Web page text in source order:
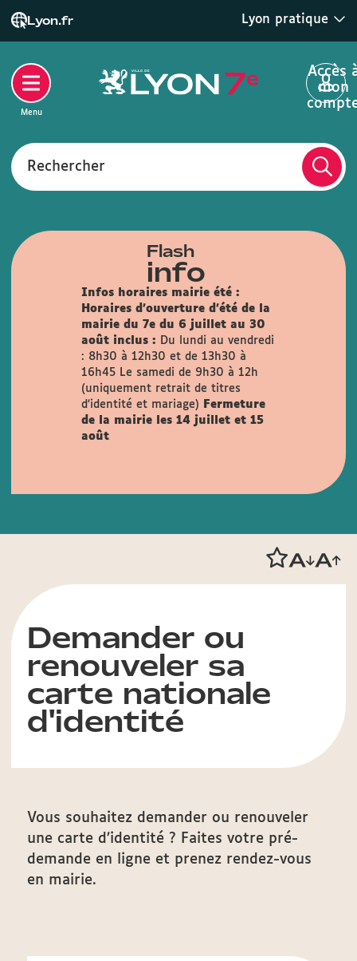
Lyon.fr Lyon pratique
Rechercher
Accès
mon
Menu
Flash
info
Infos horaires mairie été :
Horaires d'ouverture d'été de la
mairie du 7e du 6 juillet au 30
août inclus :
Du lundi au vendredi
: 8h30 à 12h30 et de 13h30 à
16h45
Le samedi de 9h30 à 12h
(uniquement retrait de titres
d'identité et mariage)
Fermeture
de la mairie les 14 juillet et 15
août
Demander ou
renouveler sa
carte nationale
d'identité
Vous souhaitez demander ou renouveler
une carte d’identité ? Faites votre pré-
demande en ligne et prenez rendez-vous
en mairie.